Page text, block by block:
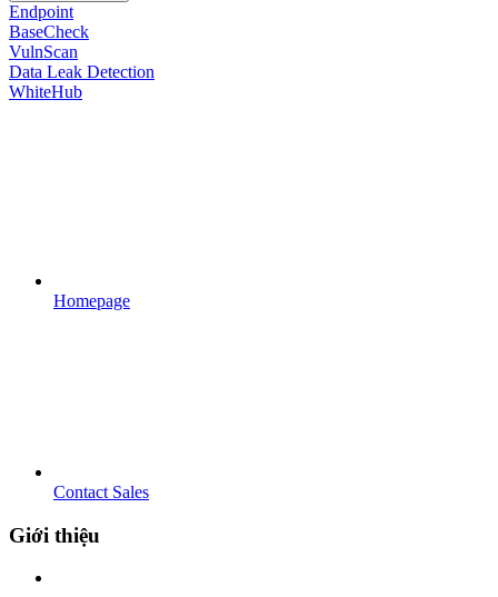
Endpoint
BaseCheck
VulnScan
Data Leak Detection
WhiteHub
Homepage
Contact Sales
Giới thiệu